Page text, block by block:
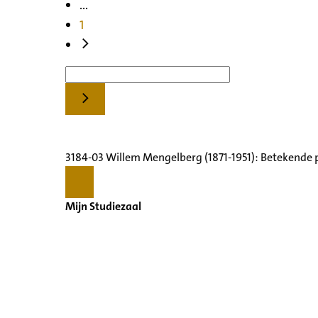
...
1
3184-03 Willem Mengelberg (1871-1951):
Mijn Studiezaal